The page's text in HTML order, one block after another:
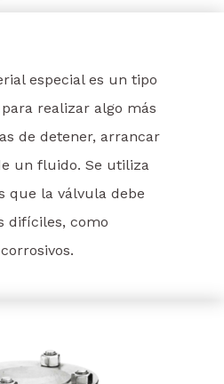
especial es un tipo
realizar algo más
de detener, arrancar
un fluido. Se utiliza
que la válvula debe
difíciles, como